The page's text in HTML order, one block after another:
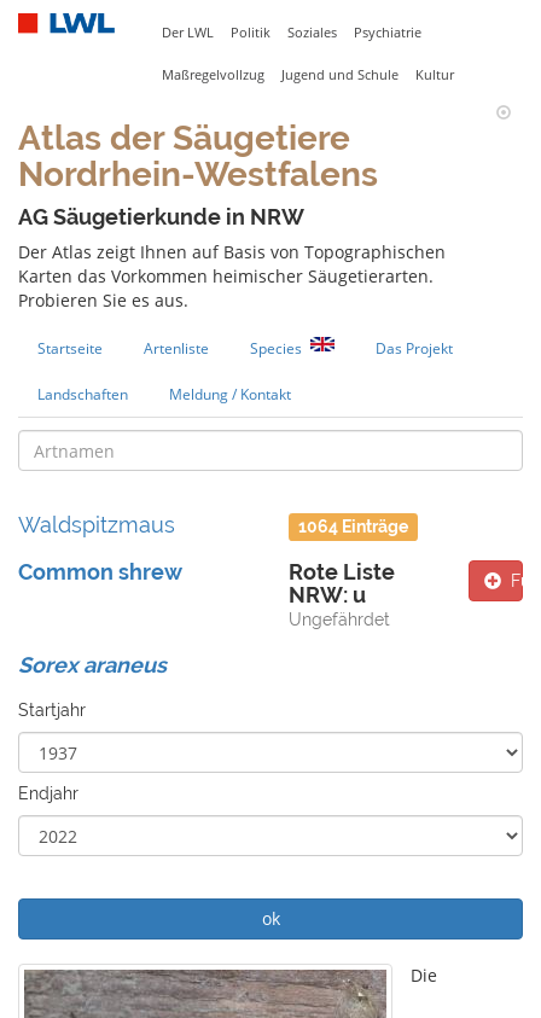
Der LWL Politik Soziales Psychiatrie
Maßregelvollzug Jugend und Schule Kultur
Atlas der Säugetiere
Nordrhein-Westfalens
AG Säugetierkunde in NRW
Der Atlas zeigt Ihnen auf Basis von Topographischen
Karten das Vorkommen heimischer Säugetierarten.
Probieren Sie es aus.
Startseite Artenliste Species Das Projekt
Landschaften Meldung / Kontakt
Waldspitzmaus 1064 Einträge
Common shrew
Rote Liste
NRW: u
Ungefährdet
Sorex araneus
Startjahr
Endjahr
ok
Die